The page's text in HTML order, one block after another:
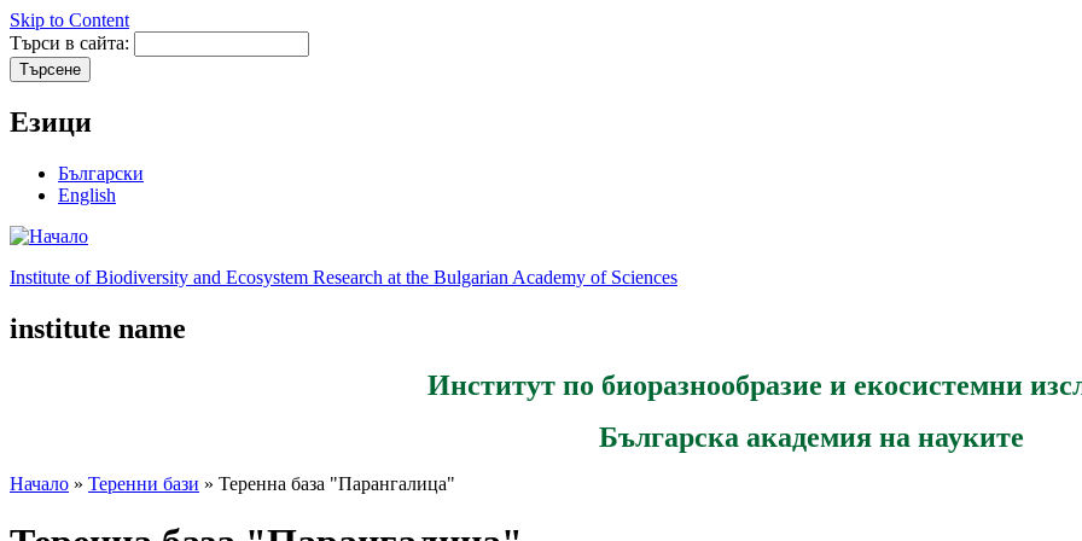
Skip to Content
Търси в сайта:
Езици
Български
English
Institute of Biodiversity and Ecosystem Research at the Bulgarian Academy of Sciences
institute name
Институт по биоразнообразие и екосистемни
Българска академия на науките
Начало » Теренни бази » Теренна база "Парангалица"